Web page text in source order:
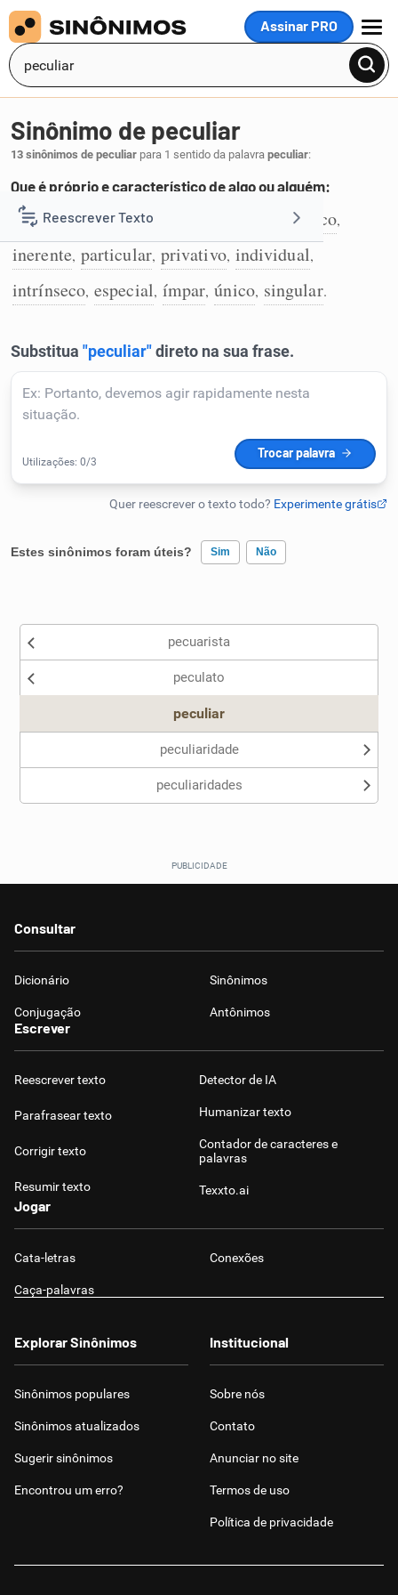
Assinar PRO
MENU
Reescrever Texto
Resumir Texto
Detector de IA
Humanizador de IA
Sinônimos
Sinônimo de peculiar
13 sinônimos de peculiar para 1 sentido da palavra peculiar:
Que é próprio e característico de algo ou alguém:
1 próprio,característico típico,
inerente, particular, privativo, individual,
intrínseco, especial, ímpar, único, singular.
Estes sinônimos foram úteis? Sim Não
Nenhum dos sinônimos apresentados me ajudou
pecuarista
peculato
peculiar
peculiaridade
peculiaridades
Consultar
Dicionário Sinônimos
Conjugação Antônimos
Escrever
Reescrever texto
Parafrasear texto
Corrigir texto
Resumir texto
Detector de IA
Humanizar texto
Contador de caracteres e
palavras
Texxto.ai
Jogar
Cata-letras Conexões
Caça-palavras
Explorar Sinônimos
Sinônimos populares
Sinônimos atualizados
Sugerir sinônimos
Encontrou um erro?
Institucional
Sobre nós
Contato
Anunciar no site
Termos de uso
Política de privacidade